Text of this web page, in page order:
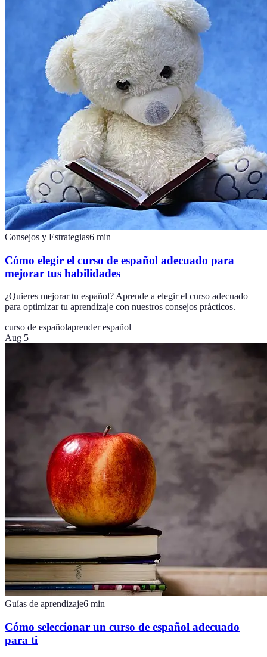
Consejos y Estrategias6 min
Cómo elegir el curso de español adecuado para
mejorar tus habilidades
¿Quieres mejorar tu español? Aprende a elegir el curso adecuado
para optimizar tu aprendizaje con nuestros consejos prácticos.
curso de españolaprender español
Aug 5
Guías de aprendizaje6 min
Cómo seleccionar un curso de español adecuado
para ti